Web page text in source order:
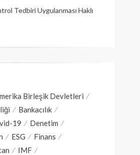
Tedbiri Uygulanması Haklı
Birleşik Devletleri
Bankacılık
19
Denetim
ESG
Finans
IMF